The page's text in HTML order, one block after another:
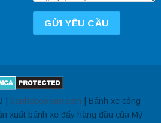
| banhxecolson.com | Bánh xe công
xuất bánh xe đẩy hàng đầu của Mỹ